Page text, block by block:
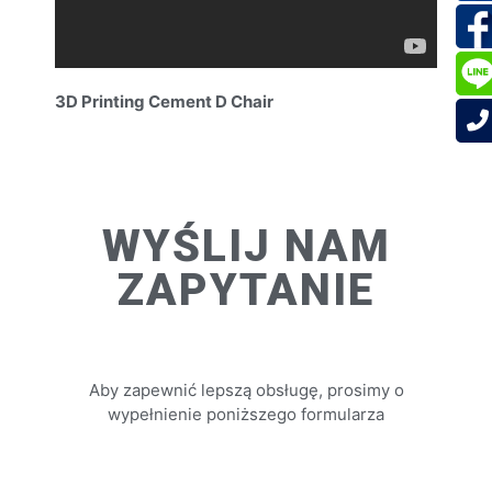
3D Printing Cement D Chair
WYŚLIJ NAM
ZAPYTANIE
Aby zapewnić lepszą obsługę, prosimy o
wypełnienie poniższego formularza